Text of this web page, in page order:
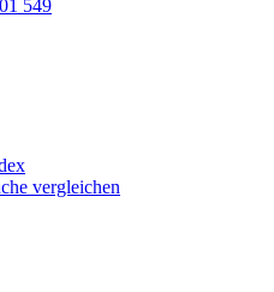
549
vergleichen